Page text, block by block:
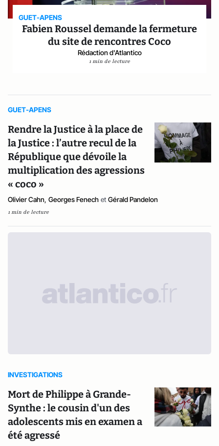
GUET-APENS
Fabien Roussel demande la fermeture
du site de rencontres Coco
Rédaction d'Atlantico
1 min de lecture
GUET-APENS
Rendre la Justice à la place de
la Justice : l’autre recul de la
République que dévoile la
multiplication des agressions
« coco »
Olivier Cahn, Georges Fenech et Gérald Pandelon
1 min de lecture
INVESTIGATIONS
Mort de Philippe à Grande-
Synthe : le cousin d'un des
adolescents mis en examen a
été agressé